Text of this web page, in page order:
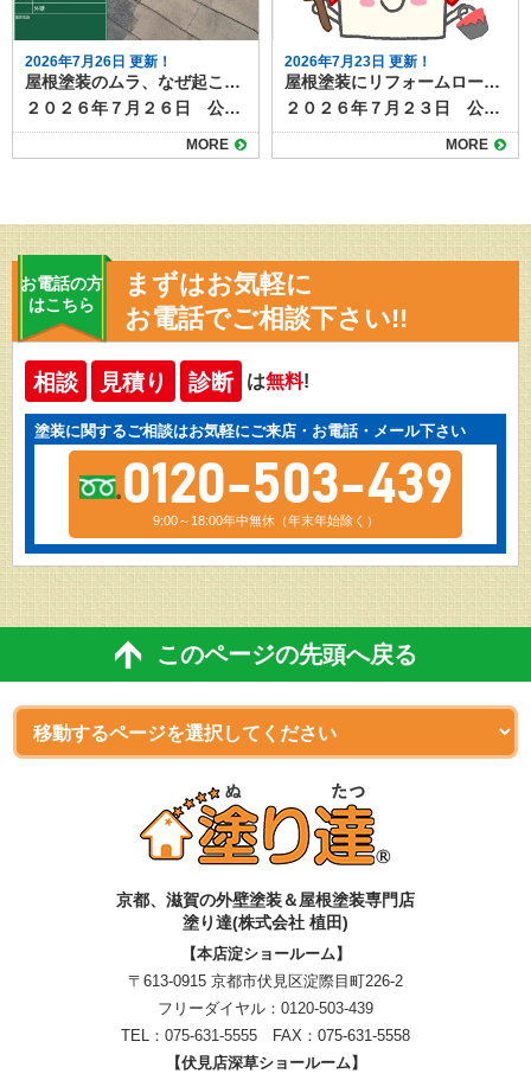
2026年7月26日 更新！
屋根塗装のムラ、なぜ起こる？原因と防ぐためのポイント
２０２６年７月２６日 公開 屋根塗装を行ったあとに表面の色や艶が均一でないと、見た目の美しさが損なわれるだけでなく、塗膜性能にも影響が出る場合があります。ムラは施工不良のサインであることも多く、早めの原因特定と対策が大切です。 本記事では屋根塗装のムラが発生する原因と、防ぐための基本的なポイントを解説します。 目次屋根塗装にムラが出る主な原因下地処理不足塗料の攪拌不足塗り重ねのタイミング不適切塗布量や塗り方の不均一天候や気温の影響屋根塗装のムラを防ぐための対策ムラを放置するとどうなる？まとめ 屋根塗装にムラが出る主な原因 屋根塗装のムラは、単に見た目だけの問題ではなく、塗膜の厚みや密着性に関わることもあります。代表的な原因は次の通りです。 下地処理不足 屋根表面の汚れや古い塗膜、コケ・カビなどをきちんと除去せずに塗装を始めると、塗料が均一に密着せずムラが発生します。塗装前の下地処理として高圧洗浄作業を必ず行うことが重要です。 塗料の攪拌不足 塗料は成分が沈殿しやすく、十分に混ぜないまま使用すると色味や艶が一定にならず、見た目に差が出ます。使用前にしっかりと撹拌し最大限の性能が発揮できるように準備します。 塗り重ねのタイミング不適切 下塗りや中塗りが完全に乾く前に次の工程を行う、または逆に放置しすぎると密着不良や色ムラが起こりやすくなります。 塗布量や塗り方の不均一 ローラーやスプレーの動かし方、塗料の付け方が一定でない場合、部分的に塗膜が薄くなったり厚くなったりします。職人の熟練度が出る手作業ならではの理由ですね。 天候や気温の影響 直射日光や強風、高温・低温など施工環境が悪いと、塗料の乾き方が不均一になりムラにつながります。夏の暑さで塗料が早く乾きすぎることもムラの原因の１つになるといわれています。 屋根塗装のムラを防ぐための対策 塗装のムラを防ぐには、施工前の準備から塗装中の管理まで丁寧な作業が欠かせません。 高圧洗浄やケレン作業で下地を清潔にする 塗料は規定通りしっかり攪拌してから使用する メーカーが定める乾燥時間を守って塗り重ねる 塗布量を均一にし、道具の動かし方も一定に保つ 天候や気温が安定した日に施工を行う 熟練の職人が最終的に全体の仕上がりをチェックする これらはすべて塗装工事のおける基本的な内容ばかりですが、仕上がりや耐久性を左右するとっても重要なことです。 いくらよい塗料を使っても、基本的な工程や注意点をおろそかにしてしまうと、期待していたような高耐久や仕上がり映えることができません。 ムラを放置するとどうなる？ 軽度の色ムラは機能面に大きく影響しない場合もありますが、塗膜の密着不良や塗り残しを伴っている場合は劣化が早まる恐れがあります。早ければ数年以内に剥がれや膨れが起き、再塗装が必要になることもあります。ムラが気になったら、早めに施工業者へ確認を依頼しましょう。 まとめ 屋根塗装のムラは、下地処理不足や塗料の扱い方、施工環境などの複合的な要因で発生します。施工前の準備を徹底し、メーカー仕様に沿った丁寧な作業を行うことで防ぐことが可能です。仕上がりの品質は屋根の保護性能にも直結するため、信頼できる業者選びと現場管理が重要です。 塗り達では、屋根塗装のご相談を随時受付中！高品質・高耐久な屋根塗装なら塗り達にお任せください！
MORE
2026年7月23日 更新！
屋根塗装にリフォームローンは使える？資金面で後悔しないための注意点とは
２０２６年７月２３日 公開 屋根塗装は住まいを長持ちさせるために欠かせない工事です。 しかし工事にはまとまった費用が必要になるため、「いますぐ資金が用意できない」「リフォームローンを使いたい」と考える方も少なくありません。結論からいえば、屋根塗装でもリフォームローンの利用は可能です。借入時にはいくつかの注意点があり事前に知っておくと安心できます。 この記事では、屋根塗装にリフォームローンを活用できる理由や、ローン選びのポイント、契約時に確認すべき注意点について解説します。 目次屋根塗装にリフォームローンが使える理由屋根塗装でリフォームローンを利用する際の注意点1. 金利と返済期間を事前に確認する2. 工事内容がローンの対象になるかを確認する3. 業者がローン対応しているかも要チェック4. 審査には事前準備が必要屋根塗装にリフォームローンは有効な選択肢。計画的な利用が安心のカギ 屋根塗装にリフォームローンが使える理由 リフォームローンとは、自宅の改修・修繕・増築などに使える専用のローンです。屋根塗装は「住宅の維持に必要なメンテナンス」として位置づけられているため、金融機関のほとんどがリフォームローンの対象工事に含めています。 以下のようなケースでは、リフォームローンが有効です。 築10～15年で塗り替えが必要になったが、手元資金に余裕がない 雨漏りが不安なため、早めに塗装しておきたい 足場を組むので、屋根と外壁をまとめて塗装したい 劣化が進んでおり、放置すれば工事費が高くなる恐れがある 資金がないからと工事を先延ばしにして状態が悪化するよりも、ローンを使って早期対応するほうがトータルコストを抑えられるケースも多いため、リフォームローンを使うことは、資金計画のひとつとして有効な手段といえるでしょう。 屋根塗装でリフォームローンを利用する際の注意点 屋根塗装にリフォームローンを使う際は、いくつかの注意点もあります。 以下のポイントを押さえておきましょう。 1. 金利と返済期間を事前に確認する リフォームローンには「無担保型（保証人・担保不要）」「有担保型（住宅を担保にする）」の2種類があります。無担保型は手軽ですが金利がやや高めで返済期間も短めです。 一方、有担保型は低金利で長期返済が可能ですが、審査には時間がかかるため、急ぎ工事が必要な場合には不向きなケースがあります。 ご自身の資金状況や必要な工事スケジュールに応じて選ぶことが大切です。 2. 工事内容がローンの対象になるかを確認する 金融機関によっては、塗装工事のうち「美観目的の部分」は対象外とされる場合があります。屋根の遮熱塗装やデザイン性重視の塗料などを希望する場合は、契約前に工事内容と見積書を提出して、ローン対象範囲を確認しておきましょう。 3. 業者がローン対応しているかも要チェック 一部の塗装業者では、提携ローンや信販会社を通じた分割払いサービスを提供していることがあります。金融機関の審査よりも柔軟で、金利や手数料も比較的わかりやすいのが特徴です。 金利が高めに設定されている場合もあるため、複数のローンと比較して総支払額をチェックしておくと安心です。 4. 審査には事前準備が必要 リフォームローンには借入のための審査があり、本人確認書類・収入証明・工事見積書などが必要です。また、申し込みから融資実行までに1週間〜3週間程度かかることが多く、「急ぎで塗装が必要」な場合はスケジュールに余裕を持つことが大切です。 屋根塗装にリフォームローンは有効な選択肢。計画的な利用が安心のカギ 屋根塗装は住宅を守るための重要なメンテナンスであり、資金の準備が難しい場合はリフォームローンの利用が有用になるケースもあります。。資金の不安から必要な工事を先延ばしにすると、雨漏りなどの被害につながり、結果的に修繕費がかさんでしまうこともありますので、適切なタイミングで工事を行うことが重要です。 リフォームローンをうまく活用すれば、タイミングを逃さず屋根塗装を行うことができ、結果的に賢い判断になるケースがあります。 塗り達では、提携ローンのご紹介が可能です。資金計画に不安がある場合は、工事前にご相談ください。
MORE
お電話の方
はこちら
まずはお気軽に
お電話でご相談下さい!!
相談 見積り 診断 は無料!
塗装に関するご相談はお気軽にご来店・お電話・メール下さい
0120-503-439
9:00～18:00年中無休（年末年始除く）
このページの先頭へ戻る
京都、滋賀の外壁塗装＆屋根塗装専門店
塗り達(株式会社 植田)
【本店淀ショールーム】
〒613-0915 京都市伏見区淀際目町226-2
フリーダイヤル： 0120-503-439
TEL： 075-631-5555 FAX：075-631-5558
【伏見店深草ショールーム】